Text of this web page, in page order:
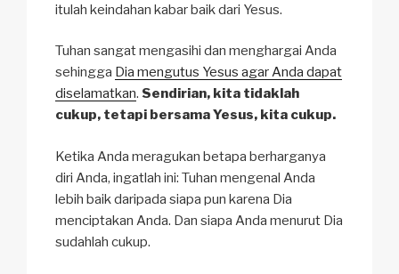
itulah keindahan kabar baik dari Yesus.
Tuhan sangat mengasihi dan menghargai Anda
sehingga Dia mengutus Yesus agar Anda dapat
diselamatkan. Sendirian, kita tidaklah
cukup, tetapi bersama Yesus, kita cukup.
Ketika Anda meragukan betapa berharganya
diri Anda, ingatlah ini: Tuhan mengenal Anda
lebih baik daripada siapa pun karena Dia
menciptakan Anda. Dan siapa Anda menurut Dia
sudahlah cukup.